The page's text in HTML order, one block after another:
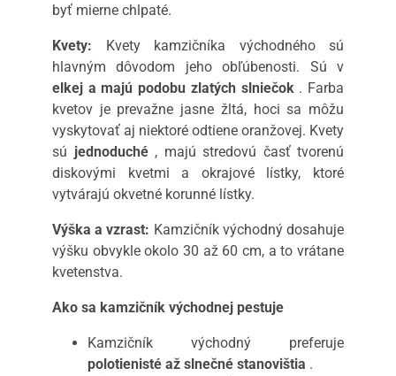
byť mierne chlpaté.
Kvety: Kvety kamzičníka východného sú
hlavným dôvodom jeho obľúbenosti. Sú v
elkej a majú podobu zlatých slniečok. Farba
kvetov je prevažne jasne žltá, hoci sa môžu
vyskytovať aj niektoré odtiene oranžovej. Kvety
sú jednoduché, majú stredovú časť tvorenú
diskovými kvetmi a okrajové lístky, ktoré
vytvárajú okvetné korunné lístky.
Výška a vzrast: Kamzičník východný dosahuje
výšku obvykle okolo 30 až 60 cm, a to vrátane
kvetenstva.
Ako sa kamzičník východnej pestuje
Kamzičník východný preferuje
polotienisté až slnečné stanovištia .